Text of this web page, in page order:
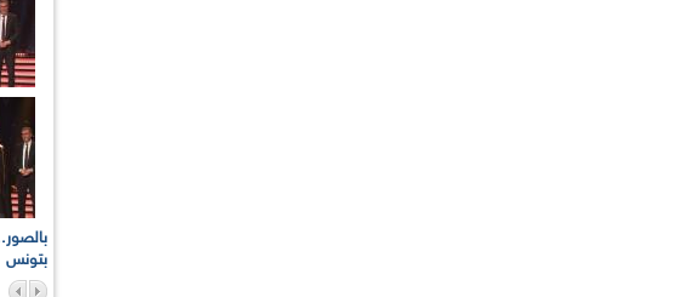
بتونس